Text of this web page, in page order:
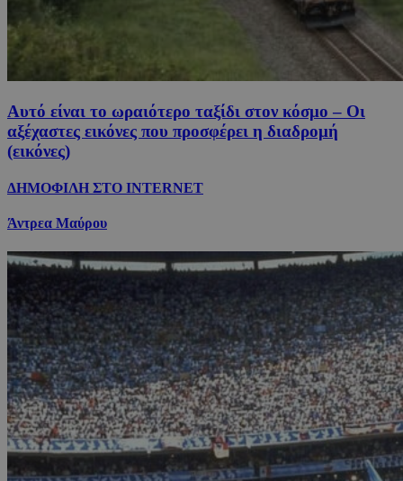
Αυτό είναι το ωραιότερο ταξίδι στον κόσμο – Οι
αξέχαστες εικόνες που προσφέρει η διαδρομή
(εικόνες)
ΔΗΜΟΦΙΛΗ ΣΤΟ INTERNET
Άντρεα Μαύρου